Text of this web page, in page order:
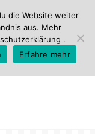
die Website weiter
aus. Mehr
.
Erfahre mehr